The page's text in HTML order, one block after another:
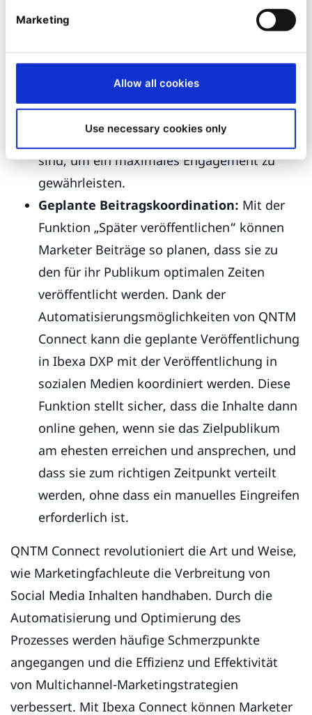
Marketing
Allow all cookies
Use necessary cookies only
Nachrichten erstellen, die auf das
spezifische Publikum jedes Social-Media-
spezifische Nachricht und ein Format
enthalten, die für diese Plattform optimiert
sind, um ein maximales Engagement zu
gewährleisten.
Geplante Beitragskoordination: Mit der
Funktion „Später veröffentlichen“ können
Marketer Beiträge so planen, dass sie zu
den für ihr Publikum optimalen Zeiten
veröffentlicht werden. Dank der
Automatisierungsmöglichkeiten von QNTM
Connect kann die geplante Veröffentlichung
in Ibexa DXP mit der Veröffentlichung in
sozialen Medien koordiniert werden. Diese
Funktion stellt sicher, dass die Inhalte dann
online gehen, wenn sie das Zielpublikum
am ehesten erreichen und ansprechen, und
dass sie zum richtigen Zeitpunkt verteilt
werden, ohne dass ein manuelles Eingreifen
erforderlich ist.
QNTM Connect revolutioniert die Art und Weise,
wie Marketingfachleute die Verbreitung von
Social Media Inhalten handhaben. Durch die
Automatisierung und Optimierung des
Prozesses werden häufige Schmerzpunkte
angegangen und die Effizienz und Effektivität
von Multichannel-Marketingstrategien
verbessert. Mit Ibexa Connect können Marketer